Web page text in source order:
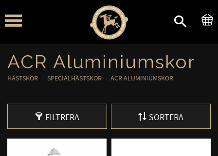
Meny
ACR Aluminiumskor
HÄSTSKOR SPECIALHÄSTSKOR ACR ALUMINIUMSKOR
FILTRERA SORTERA